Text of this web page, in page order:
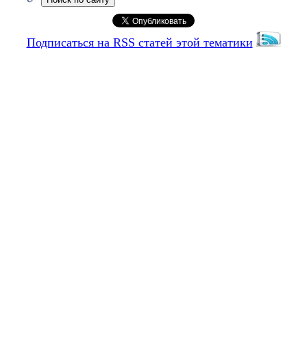
Подписаться на RSS статей этой тематики